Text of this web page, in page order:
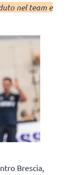
nel team e
Brescia,